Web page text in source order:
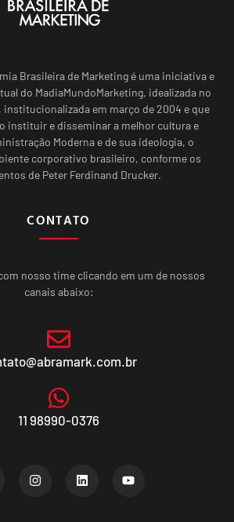
Brasileira de Marketing é uma iniciativa e
do MadiaMundoMarketing, idealizada no
institucionalizada em março de 2004 e que
instituir e disseminar a melhor cultura e
Moderna e de sua ideologia, o
corporativo brasileiro, conforme os
de Peter Ferdinand Drucker.
CONTATO
nosso time clicando em um de nossos
canais abaixo:
11 98990-0376